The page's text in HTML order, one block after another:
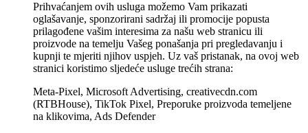
Prihvaćanjem ovih usluga možemo Vam prikazati
oglašavanje, sponzorirani sadržaj ili promocije popusta
prilagođene vašim interesima za našu web stranicu ili
proizvode na temelju Vašeg ponašanja pri pregledavanju i
kupnji te mjeriti njihov uspjeh. Uz vaš pristanak, na ovoj web
stranici koristimo sljedeće usluge trećih strana:
Meta-Pixel, Microsoft Advertising, creativecdn.com
(RTBHouse), TikTok Pixel, Preporuke proizvoda temeljene
na klikovima, Ads Defender